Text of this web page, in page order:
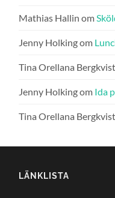
Mathias Hallin om
Jenny Holkingom
Tina Orellana Bergkvist
Jenny Holkingom Ida
Tina Orellana Bergkvist
LÄNKLISTA